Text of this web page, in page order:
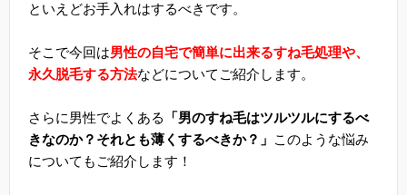
といえどお手入れはするべきです。
そこで今回は男性の自宅で簡単に出来るすね毛処理や、
永久脱毛する方法などについてご紹介します。
さらに男性でよくある
「男のすね毛はツルツルにするべ
きなのか？それとも薄くするべきか？」 このような悩み
についてもご紹介します！